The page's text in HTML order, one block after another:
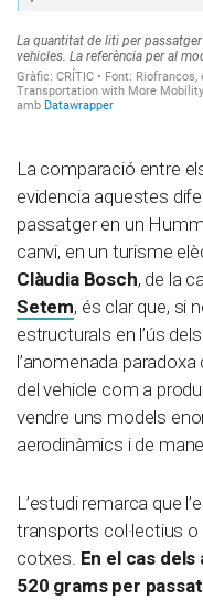
La comparació entre
evidencia aquestes
passatger en un
canvi, en un turisme
Clàudia Bosch, de la
Setem, és clar que, si
estructurals en l’ús
l’anomenada paradoxa
del vehicle com a
vendre uns models
aerodinàmics i de
L’estudi remarca que
transports col·lectius
cotxes. En el cas
520 grams per